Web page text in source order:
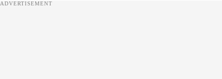
ADVERTISEMENT